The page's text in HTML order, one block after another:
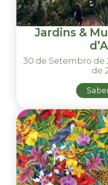
Jardins &
30 de Setembro de
de